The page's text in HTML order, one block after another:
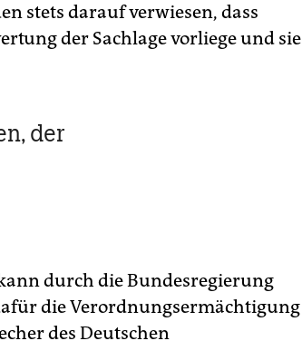
stets darauf verwiesen, dass
der Sachlage vorliege und sie
der
durch die Bundesregierung
die Verordnungsermächtigung
des Deutschen